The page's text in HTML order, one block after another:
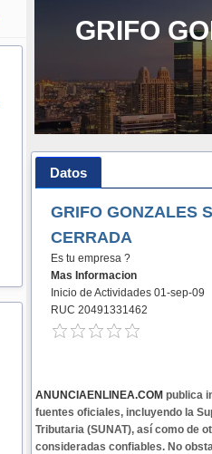
GRIFO
Datos
GRIFO GONZALES
CERRADA
Es tu empresa ?
Mas Informacion
Inicio de Actividades 01-sep-09
RUC 20491331462
ANUNCIAENLINEA.COM publica
fuentes oficiales, incluyendo la
Tributaria (SUNAT), así como de
consideradas confiables. No